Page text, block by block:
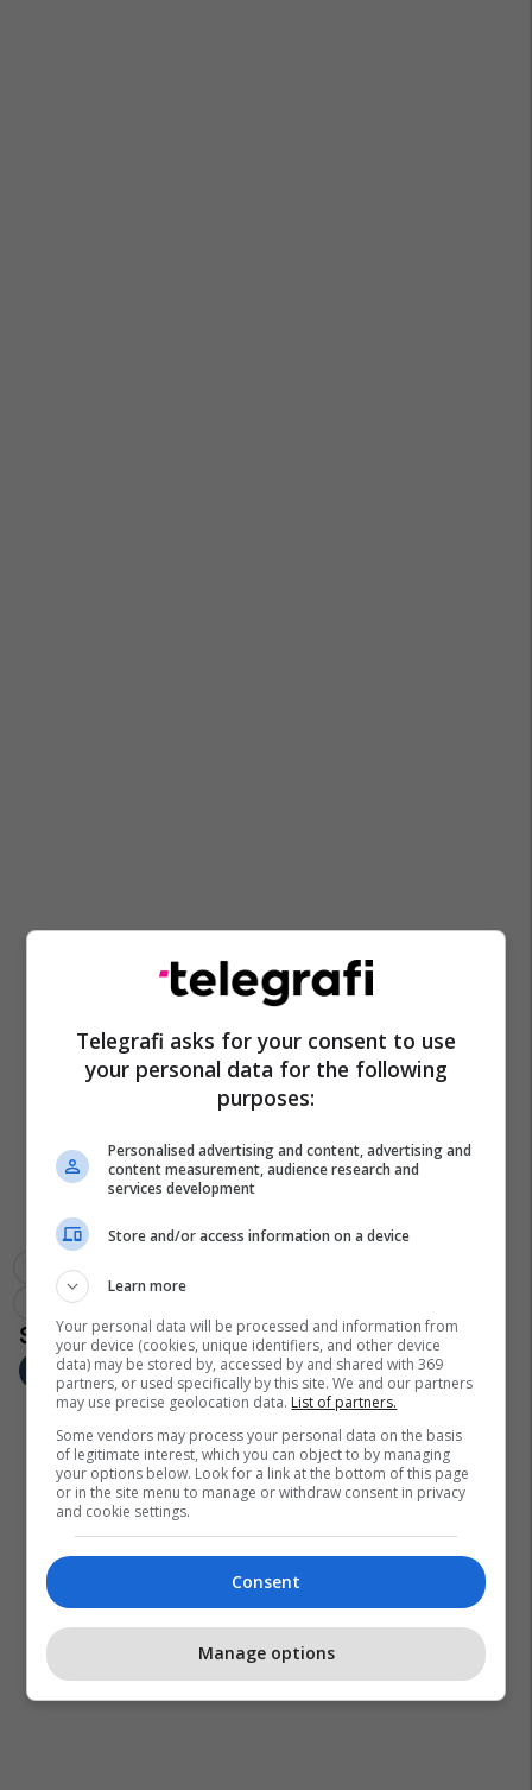
Këlysh
Telegrafi asks for your consent to use
your personal data for the following
purposes:
Personalised advertising and content, advertising and
content measurement, audience research and
services development
Store and/or access information on a device
Learn more
Your personal data will be processed and information from
your device (cookies, unique identifiers, and other device
data) may be stored by, accessed by and shared with 369
partners, or used specifically by this site. We and our partners
may use precise geolocation data. List of partners.
Some vendors may process your personal data on the basis
of legitimate interest, which you can object to by managing
your options below. Look for a link at the bottom of this page
or in the site menu to manage or withdraw consent in privacy
and cookie settings.
Consent
Manage options